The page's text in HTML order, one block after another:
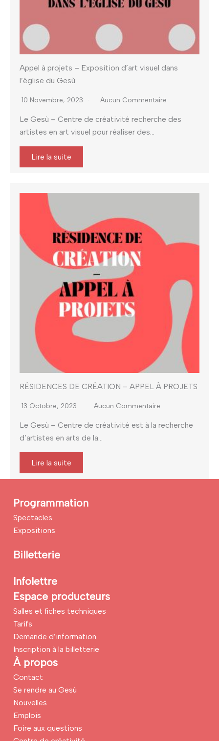
Appel à projets – Exposition d’art visuel dans
l’église du Gesù
10 Novembre, 2023 Aucun Commentaire
Le Gesù – Centre de créativité recherche des
artistes en art visuel pour réaliser des...
Lire la suite
RÉSIDENCES DE CRÉATION – APPEL À PROJETS
13 Octobre, 2023 Aucun Commentaire
Le Gesù – Centre de créativité est à la recherche
d’artistes en arts de la...
Lire la suite
Programmation
Spectacles
Expositions
Billetterie
Infolettre
Espace producteurs
Salles et fiches techniques
Tarifs
Demande d’information
Inscription à la billetterie
À propos
Contact
Se rendre au Gesù
Nouvelles
Emplois
Foire aux questions